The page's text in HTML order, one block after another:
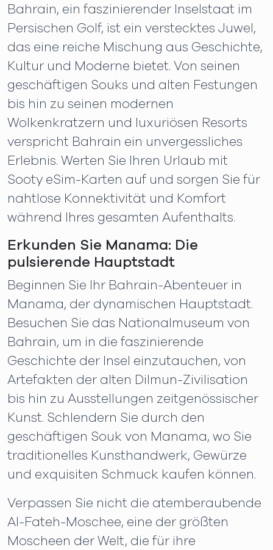
Bahrain, ein faszinierender Inselstaat im
Persischen Golf, ist ein verstecktes Juwel,
das eine reiche Mischung aus Geschichte,
Kultur und Moderne bietet. Von seinen
geschäftigen Souks und alten Festungen
bis hin zu seinen modernen
Wolkenkratzern und luxuriösen Resorts
verspricht Bahrain ein unvergessliches
Erlebnis. Werten Sie Ihren Urlaub mit
Sooty eSim-Karten auf und sorgen Sie für
nahtlose Konnektivität und Komfort
während Ihres gesamten Aufenthalts.
Erkunden Sie Manama: Die
pulsierende Hauptstadt
Beginnen Sie Ihr Bahrain-Abenteuer in
Manama, der dynamischen Hauptstadt.
Besuchen Sie das Nationalmuseum von
Bahrain, um in die faszinierende
Geschichte der Insel einzutauchen, von
Artefakten der alten Dilmun-Zivilisation
bis hin zu Ausstellungen zeitgenössischer
Kunst. Schlendern Sie durch den
geschäftigen Souk von Manama, wo Sie
traditionelles Kunsthandwerk, Gewürze
und exquisiten Schmuck kaufen können.
Verpassen Sie nicht die atemberaubende
Al-Fateh-Moschee, eine der größten
Moscheen der Welt, die für ihre